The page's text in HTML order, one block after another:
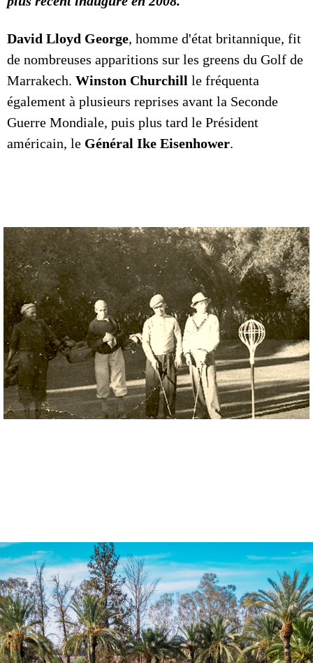
David Lloyd George, homme d'état britannique, fit
de nombreuses apparitions sur les greens du Golf de
Marrakech. Winston Churchill le fréquenta
également à plusieurs reprises avant la Seconde
Guerre Mondiale, puis plus tard le Président
américain, le Général Ike Eisenhower.